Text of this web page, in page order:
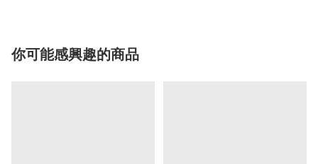
你可能感興趣的商品